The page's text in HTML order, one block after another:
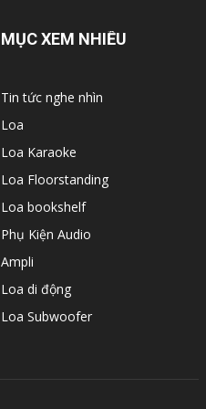
MỤC XEM NHIỀU
Tin tức nghe nhìn
Loa
Loa Karaoke
Loa Floorstanding
Loa bookshelf
Phụ Kiện Audio
Ampli
Loa di động
Loa Subwoofer